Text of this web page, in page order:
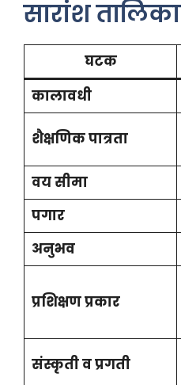
सारांश तालिका
घटक
कालावधी
शैक्षणिक पात्रता
वय सीमा
पगार
अनुभव
प्रशिक्षण प्रकार
संस्कृती व प्रगती